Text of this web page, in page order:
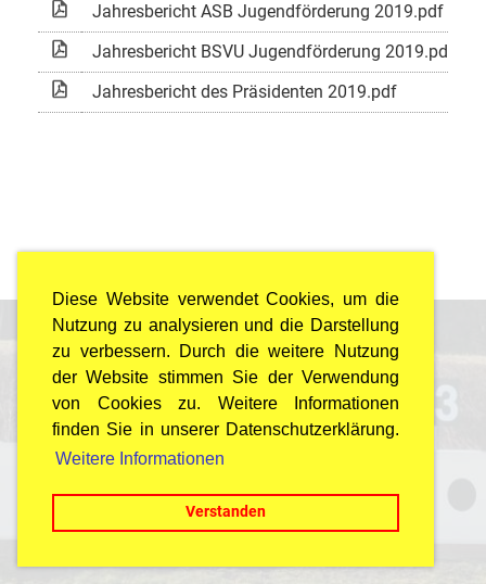
Diese Website verwendet Cookies, um die
Nutzung zu analysieren und die Darstellung
zu verbessern. Durch die weitere Nutzung
der Website stimmen Sie der Verwendung
von Cookies zu. Weitere Informationen
finden Sie in unserer Datenschutzerklärung.
Weitere Informationen
Verstanden
Jahresbericht ASB Jugendförderung 2019.pdf
Jahresbericht BSVU Jugendförderung 2019.pdf
Jahresbericht des Präsidenten 2019.pdf
© Arbeiterschützenbund Dübendorf
Last Update: 25.07.2026 / 22:00 Uhr
Impressum